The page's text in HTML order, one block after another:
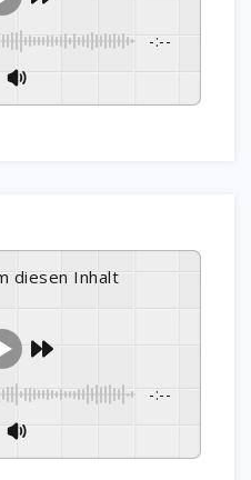
-:--
-:--